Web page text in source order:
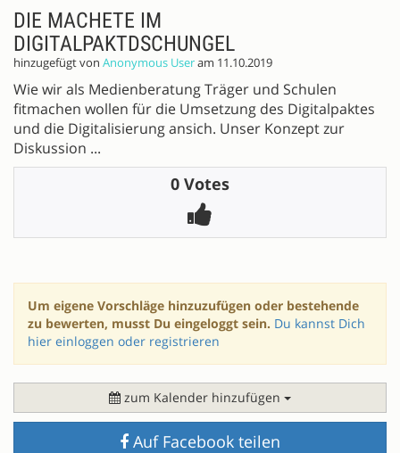
DIE MACHETE IM
DIGITALPAKTDSCHUNGEL
hinzugefügt von Anonymous Useram 11.10.2019
Wie wir als Medienberatung Träger und Schulen
fitmachen wollen für die Umsetzung des Digitalpaktes
und die Digitalisierung ansich. Unser Konzept zur
Diskussion ...
0 Votes
Um eigene Vorschläge hinzuzufügen oder bestehende
zu bewerten, musst Du eingeloggt sein. Du kannst Dich
hier einloggen oder registrieren
zum Kalender hinzufügen
Auf Facebook teilen